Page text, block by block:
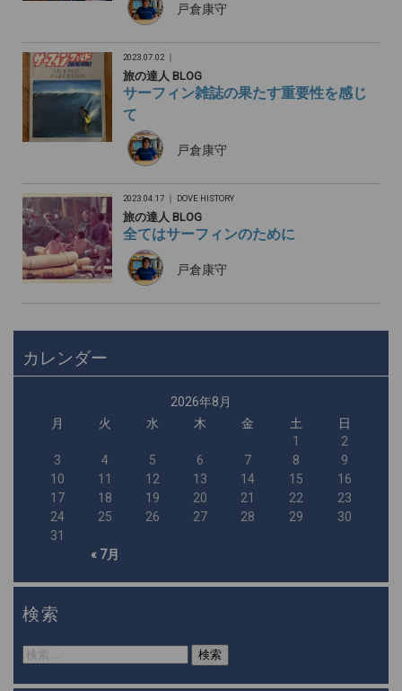
戸倉康守
2023.07.02 ｜
旅の達人 BLOG
サーフィン雑誌の果たす重要性を感じ
て
戸倉康守
2023.04.17 ｜ DOVE HISTORY
旅の達人 BLOG
全てはサーフィンのために
戸倉康守
カレンダー
2026年8月
月
火 水 木 金 土 日
« 7月
1
2
3
4 5 6 7 8
9
10
11 12 13 14 15
16
17
18 19 20 21 22
23
24
25 26 27 28 29
30
31
検索
検
索: